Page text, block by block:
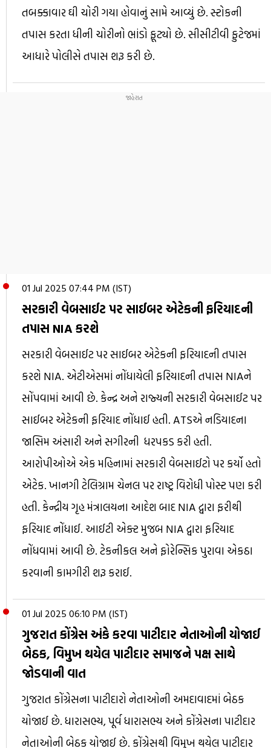
તબક્કાવાર ઘી ચોરી ગયા હોવાનું સામે આવ્યું છે. સ્ટોકની
તપાસ કરતા ધીની ચોરીનો ભાંડો ફૂટ્યો છે. સીસીટીવી ફુટેજમાં
આધારે પોલીસે તપાસ શરૂ કરી છે.
01 Jul 2025 07:44 PM (IST)
સરકારી વેબસાઈટ પર સાઈબર એટેકની ફરિયાદની
તપાસ NIA કરશે
સરકારી વેબસાઈટ પર સાઈબર એટેકની ફરિયાદની તપાસ
કરશે NIA. એટીએસમાં નોંધાયેલી ફરિયાદની તપાસ NIAને
સોંપવામાં આવી છે. કેન્દ્ર અને રાજ્યની સરકારી વેબસાઈટ પર
સાઈબર એટેકની ફરિયાદ નોંધાઈ હતી. ATSએ નડિયાદના
જાસિમ અંસારી અને સગીરની ધરપકડ કરી હતી.
આરોપીઓએ એક મહિનામાંં સરકારી વેબસાઈટો પર કર્યો હતો
એટેક. ખાનગી ટેલિગ્રામ ચેનલ પર રાષ્ટ્ર વિરોધી પોસ્ટ પણ કરી
હતી. કેન્દ્રીય ગૃહ મંત્રાલયના આદેશ બાદ NIA દ્વારા ફરીથી
ફરિયાદ નોંધાઈ. આઈટી એક્ટ મુજબ NIA દ્વારા ફરિયાદ
નોંધવામાં આવી છે. ટેકનીકલ અને ફોરેન્સિક પુરાવા એકઠા
કરવાની કામગીરી શરૂ કરાઈ.
01 Jul 2025 06:10 PM (IST)
ગુજરાત કોંગ્રેસ અંકે કરવા પાટીદાર નેતાઓની યોજાઈ
બેઠક, વિમુખ થયેલ પાટીદાર સમાજને પક્ષ સાથે
જોડવાની વાત
ગુજરાત કોંગ્રેસના પાટીદારો નેતાઓની અમદાવાદમાં બેઠક
યોજાઈ છે. ધારાસભ્ય, પૂર્વ ધારાસભ્ય અને કોંગ્રેસના પાટીદાર
નેતાઓની બેઠક યોજાઈ છે. કોંગ્રેસથી વિમુખ થયેલ પાટીદાર